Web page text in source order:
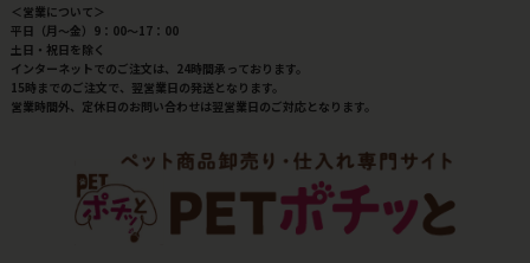
＜営業について＞
平日（月～金）9：00～17：00
土日・祝日を除く
インターネットでのご注文は、24時間承っております。
15時までのご注文で、翌営業日の発送となります。
営業時間外、定休日のお問い合わせは翌営業日のご対応となります。